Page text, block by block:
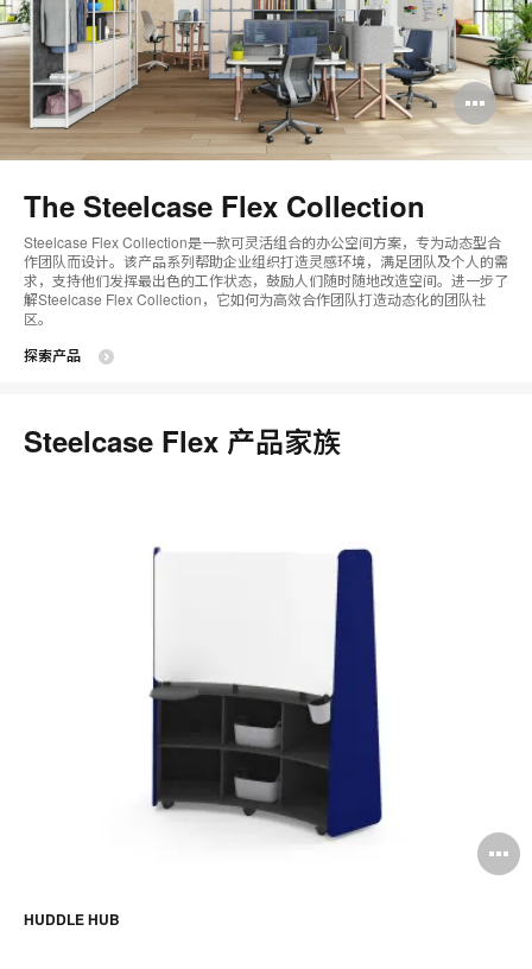
打
开
片
工
具
The Steelcase Flex Collection
Steelcase Flex Collection是一款可灵活组合的办公空间方案，专为动态型合
作团队而设计。该产品系列帮助企业组织打造灵感环境，满足团队及个人的需
求，支持他们发挥最出色的工作状态，鼓励人们随时随地改造空间。进一步了
解Steelcase Flex Collection，它如何为高效合作团队打造动态化的团队社
区。
探索产品
Steelcase Flex 产品家族
HUDDLE HUB